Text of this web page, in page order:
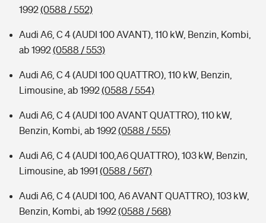
1992(0588 / 552)
Audi A6, C 4 (AUDI 100 AVANT), 110 kW, Benzin, Kombi,
ab 1992(0588 / 553)
Audi A6, C 4 (AUDI 100 QUATTRO), 110 kW, Benzin,
Limousine, ab 1992(0588 / 554)
Audi A6, C 4 (AUDI 100 AVANT QUATTRO), 110 kW,
Benzin, Kombi, ab 1992(0588 / 555)
Audi A6, C 4 (AUDI 100,A6 QUATTRO), 103 kW, Benzin,
Limousine, ab 1991 (0588 / 567)
Audi A6, C 4 (AUDI 100, A6 AVANT QUATTRO), 103 kW,
Benzin, Kombi, ab 1992(0588 / 568)